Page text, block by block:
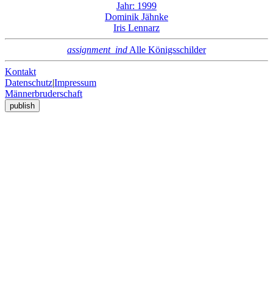
Jahr: 1999
Dominik Jähnke
Iris Lennarz
assignment_ind Alle Königsschilder
Kontakt
Datenschutz|Impressum
Männerbruderschaft
publish